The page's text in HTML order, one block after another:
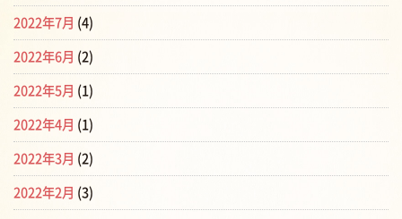
2022年7月 (4)
2022年6月 (2)
2022年5月 (1)
2022年4月 (1)
2022年3月 (2)
2022年2月 (3)